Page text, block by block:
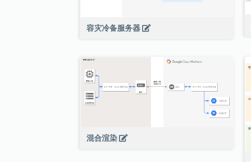
容灾冷备服务器
混合渲染